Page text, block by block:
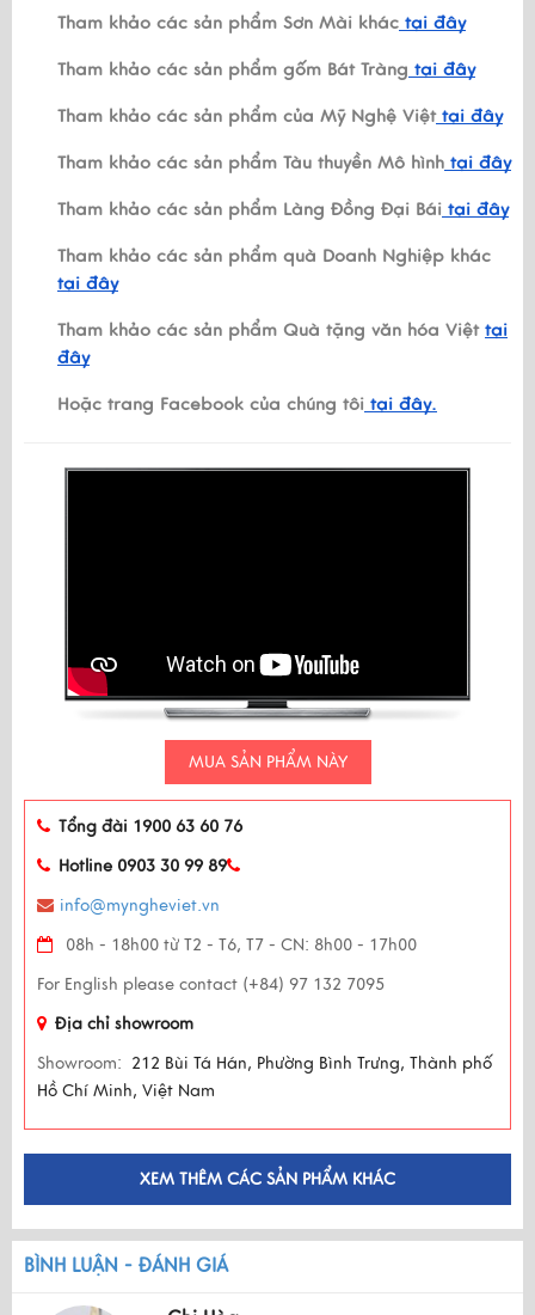
Tham khảo các sản phẩm Sơn Mài khác tại đây
Tham khảo các sản phẩm gốm Bát Tràng tại đây
Tham khảo các sản phẩm của Mỹ Nghệ Việttại đây
Tham khảo các sản phẩm Tàu thuyền Mô hình tại đây
Tham khảo các sản phẩm Làng Đồng Đại Bái tại đây
Tham khảo các sản phẩm quà Doanh Nghiệp khác
tại đây
Tham khảo các sản phẩm Quà tặng văn hóa Việt tại
đây
Hoặc trang Facebook của chúng tôi tại đây.
MUA SẢN PHẨM NÀY
Tổng đài 1900 63 60 76
Hotline 0903 30 99 89
info@myngheviet.vn
08h - 18h00 từ T2 - T6, T7 - CN: 8h00 - 17h00
For English please contact (+84) 97 132 7095
Địa chỉ showroom
Showroom: 212 Bùi Tá Hán, Phường Bình Trưng, Thành phố
Hồ Chí Minh, Việt Nam
XEM THÊM CÁC SẢN PHẨM KHÁC
BÌNH LUẬN - ĐÁNH GIÁ